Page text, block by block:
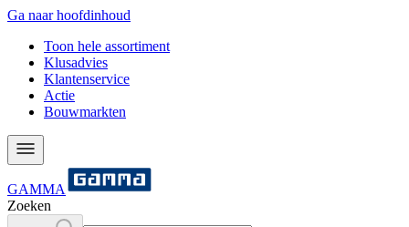
Ga naar hoofdinhoud
Toon hele assortiment
Klusadvies
Klantenservice
Actie
Bouwmarkten
GAMMA
Zoeken